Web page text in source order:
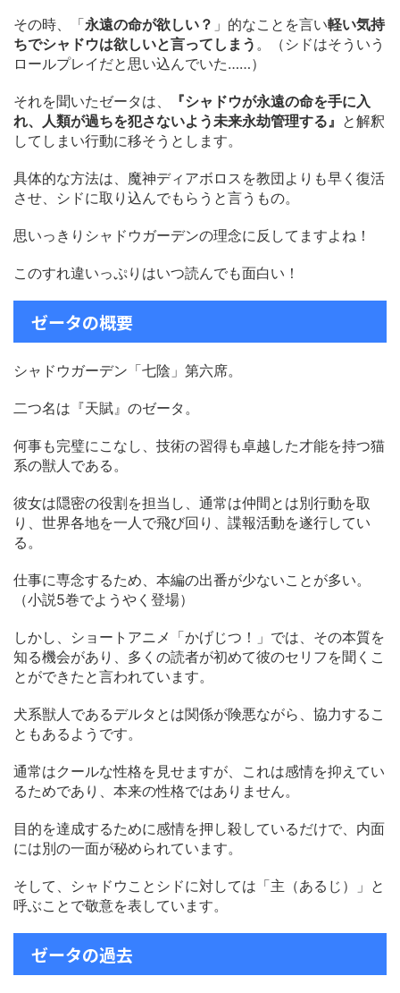
その時、「永遠の命が欲しい？ 」的なことを言い軽い気持
ちでシャドウは欲しいと言ってしまう 。（シドはそういう
ロールプレイだと思い込んでいた……）
それを聞いたゼータは、
『シャドウが永遠の命を手に入
れ、人類が過ちを犯さないよう未来永劫管理する』 と解釈
してしまい行動に移そうとします。
具体的な方法は、魔神ディアボロスを教団よりも早く復活
させ、シドに取り込んでもらうと言うもの。
思いっきりシャドウガーデンの理念に反してますよね！
このすれ違いっぷりはいつ読んでも面白い！
ゼータの概要
シャドウガーデン「七陰」第六席。
二つ名は『天賦』のゼータ。
何事も完璧にこなし、技術の習得も卓越した才能を持つ猫
系の獣人である。
彼女は隠密の役割を担当し、通常は仲間とは別行動を取
り、世界各地を一人で飛び回り、諜報活動を遂行してい
る。
仕事に専念するため、本編の出番が少ないことが多い。
（小説5巻でようやく登場）
しかし、ショートアニメ「かげじつ！」では、その本質を
知る機会があり、多くの読者が初めて彼のセリフを聞くこ
とができたと言われています。
犬系獣人であるデルタとは関係が険悪ながら、協力するこ
ともあるようです。
通常はクールな性格を見せますが、これは感情を抑えてい
るためであり、本来の性格ではありません。
目的を達成するために感情を押し殺しているだけで、内面
には別の一面が秘められています。
そして、シャドウことシドに対しては「主（あるじ）」と
呼ぶことで敬意を表しています。
ゼータの過去